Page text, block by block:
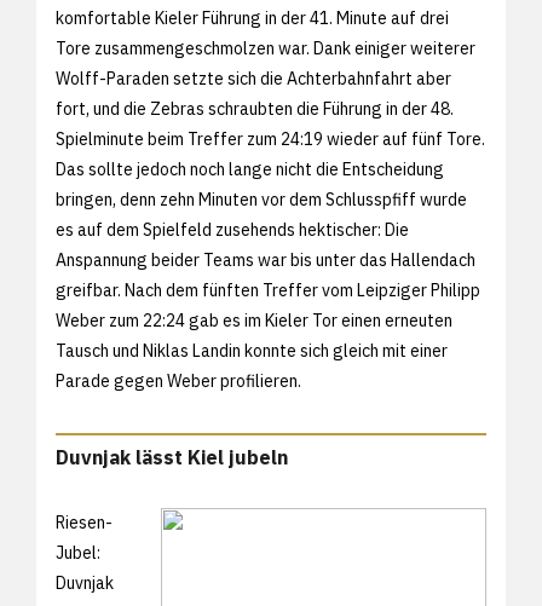
komfortable Kieler Führung in der 41. Minute auf drei
Tore zusammengeschmolzen war. Dank einiger weiterer
Wolff-Paraden setzte sich die Achterbahnfahrt aber
fort, und die Zebras schraubten die Führung in der 48.
Spielminute beim Treffer zum 24:19 wieder auf fünf Tore.
Das sollte jedoch noch lange nicht die Entscheidung
bringen, denn zehn Minuten vor dem Schlusspfiff wurde
es auf dem Spielfeld zusehends hektischer: Die
Anspannung beider Teams war bis unter das Hallendach
greifbar. Nach dem fünften Treffer vom Leipziger Philipp
Weber zum 22:24 gab es im Kieler Tor einen erneuten
Tausch und Niklas Landin konnte sich gleich mit einer
Parade gegen Weber profilieren.
Duvnjak lässt Kiel jubeln
Riesen-
Jubel:
Duvnjak